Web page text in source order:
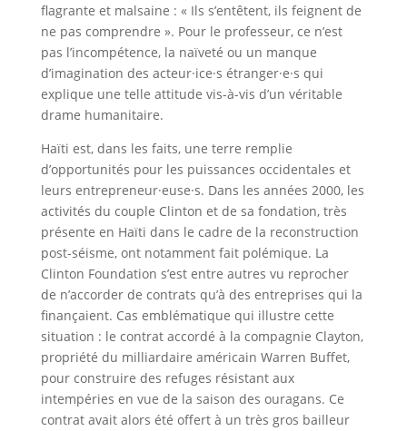
flagrante et malsaine : « Ils s’entêtent, ils feignent de
ne pas comprendre ». Pour le professeur, ce n’est
pas l’incompétence, la naïveté ou un manque
d’imagination des acteur·ice·s étranger·e·s qui
explique une telle attitude vis-à-vis d’un véritable
drame humanitaire.
Haïti est, dans les faits, une terre remplie
d’opportunités pour les puissances occidentales et
leurs entrepreneur·euse·s. Dans les années 2000, les
activités du couple Clinton et de sa fondation, très
présente en Haïti dans le cadre de la reconstruction
post-séisme, ont notamment fait polémique. La
Clinton Foundation s’est entre autres vu reprocher
de n’accorder de contrats qu’à des entreprises qui la
finançaient. Cas emblématique qui illustre cette
situation : le contrat accordé à la compagnie Clayton,
propriété du milliardaire américain Warren Buffet,
pour construire des refuges résistant aux
intempéries en vue de la saison des ouragans. Ce
contrat avait alors été offert à un très gros bailleur